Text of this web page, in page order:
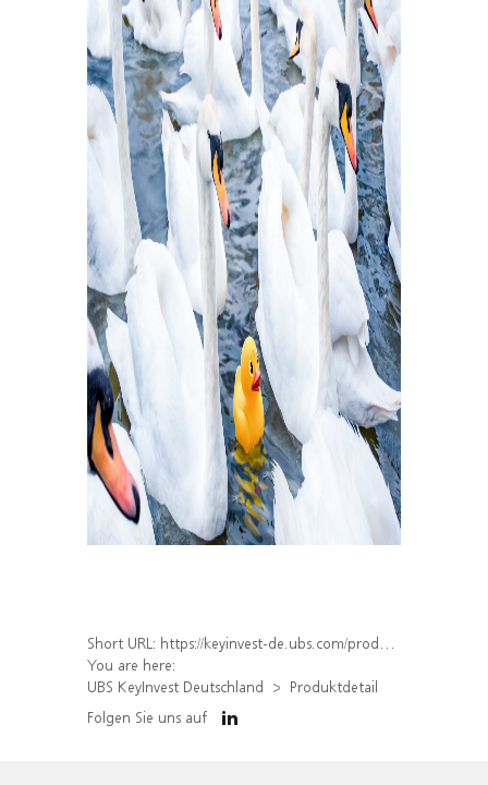
Short URL: https://keyinvest-de.ubs.com/produkt/detail/index/isin/DE000UK3V763
You are here:
UBS KeyInvest Deutschland
Produktdetail
Folgen Sie uns auf